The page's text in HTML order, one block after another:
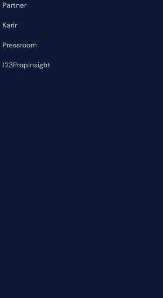
Partner
Karir
Pressroom
123PropInsight